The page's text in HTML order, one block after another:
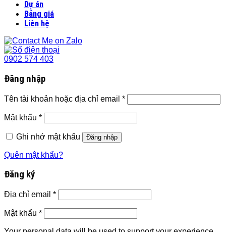
Dự án
Bảng giá
Liên hệ
0902 574 403
Đăng nhập
Tên tài khoản hoặc địa chỉ email *
Mật khẩu *
Ghi nhớ mật khẩu Đăng nhập
Quên mật khẩu?
Đăng ký
Địa chỉ email *
Mật khẩu *